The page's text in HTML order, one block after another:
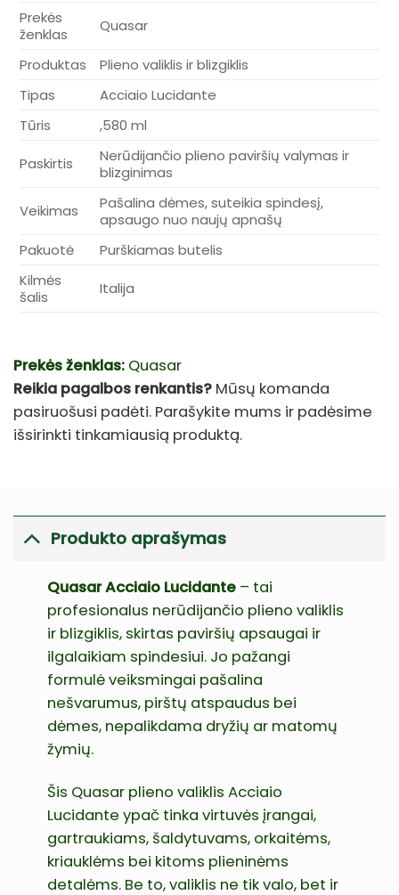
Prekės
ženklas
Quasar
Produktas
Plieno valiklis ir blizgiklis
Tipas
Acciaio Lucidante
Tūris
,580 ml
Paskirtis
Nerūdijančio plieno paviršių valymas ir
blizginimas
Veikimas
Pašalina dėmes, suteikia spindesį,
apsaugo nuo naujų apnašų
Pakuotė
Purškiamas butelis
Kilmės
šalis
Italija
Prekės ženklas: Quasar
Reikia pagalbos renkantis? Mūsų komanda
pasiruošusi padėti. Parašykite mums ir padėsime
išsirinkti tinkamiausią produktą.
Produkto aprašymas
Quasar Acciaio Lucidante – tai
profesionalus nerūdijančio plieno valiklis
ir blizgiklis, skirtas paviršių apsaugai ir
ilgalaikiam spindesiui. Jo pažangi
formulė veiksmingai pašalina
nešvarumus, pirštų atspaudus bei
dėmes, nepalikdama dryžių ar matomų
žymių.
Šis Quasar plieno valiklis Acciaio
Lucidante ypač tinka virtuvės įrangai,
gartraukiams, šaldytuvams, orkaitėms,
kriauklėms bei kitoms plieninėms
detalėms. Be to, valiklis ne tik valo, bet ir